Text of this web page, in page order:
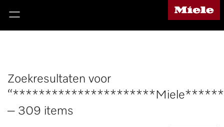
Zoekresultaten voor
– 309 items